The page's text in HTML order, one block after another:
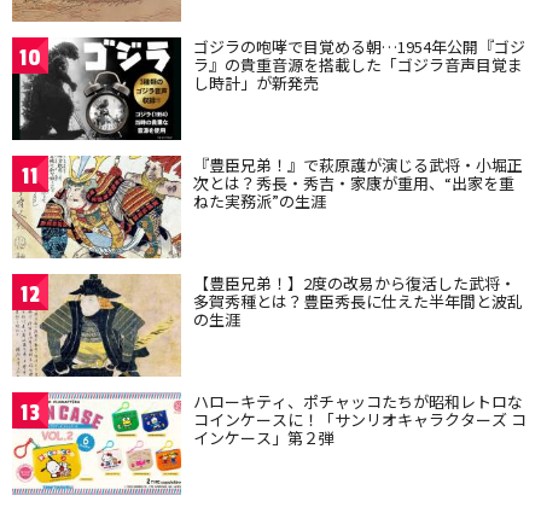
10 ゴジラの咆哮で目覚める朝…1954年公開『ゴジ
ラ』の貴重音源を搭載した「ゴジラ音声目覚ま
し時計」が新発売
11 『豊臣兄弟！』で萩原護が演じる武将・小堀正
次とは？秀長・秀吉・家康が重用、“出家を重
ねた実務派”の生涯
12 【豊臣兄弟！】2度の改易から復活した武将・
多賀秀種とは？豊臣秀長に仕えた半年間と波乱
の生涯
13 ハローキティ、ポチャッコたちが昭和レトロな
コインケースに！「サンリオキャラクターズ コ
インケース」第２弾